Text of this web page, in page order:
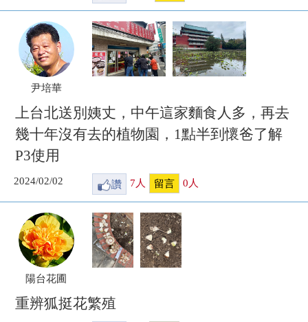
尹培華
上台北送別姨丈，中午這家麵食人多，再去
幾十年沒有去的植物園，1點半到懷爸了解
P3使用
2024/02/02 讚 7 人 留言 0 人
陽台花圃
重辨狐挺花繁殖